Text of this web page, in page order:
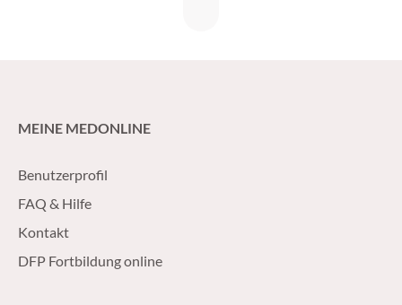
MEINE MEDONLINE
Benutzerprofil
FAQ & Hilfe
Kontakt
DFP Fortbildung online